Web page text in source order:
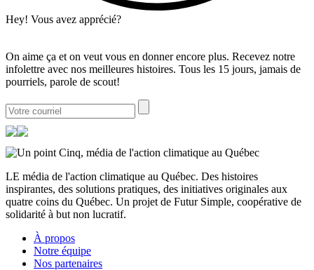
Hey! Vous avez apprécié?
On aime ça et on veut vous en donner encore plus. Recevez notre
infolettre avec nos meilleures histoires. Tous les 15 jours, jamais de
pourriels, parole de scout!
LE média de l'action climatique au Québec. Des histoires
inspirantes, des solutions pratiques, des initiatives originales aux
quatre coins du Québec. Un projet de Futur Simple, coopérative de
solidarité à but non lucratif.
À propos
Notre équipe
Nos partenaires